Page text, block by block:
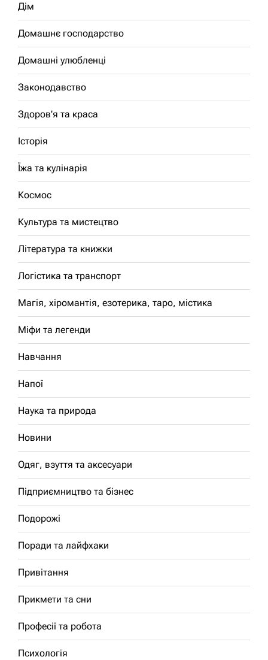
Дім
Домашнє господарство
Домашні улюбленці
Законодавство
Здоров'я та краса
Історія
Їжа та кулінарія
Космос
Культура та мистецтво
Література та книжки
Логістика та транспорт
Магія, хіромантія, езотерика, таро, містика
Міфи та легенди
Навчання
Напої
Наука та природа
Новини
Одяг, взуття та аксесуари
Підприємництво та бізнес
Подорожі
Поради та лайфхаки
Привітання
Прикмети та сни
Професії та робота
Психологія